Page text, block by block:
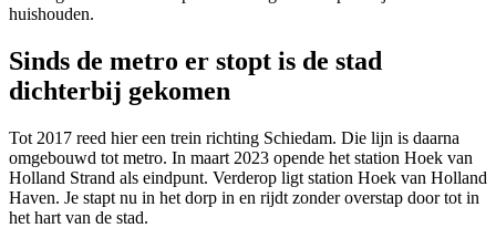
huishouden.
Sinds de metro er stopt is de stad
dichterbij gekomen
Tot 2017 reed hier een trein richting Schiedam. Die lijn is daarna
omgebouwd tot metro. In maart 2023 opende het station Hoek van
Holland Strand als eindpunt. Verderop ligt station Hoek van Holland
Haven. Je stapt nu in het dorp in en rijdt zonder overstap door tot in
het hart van de stad.